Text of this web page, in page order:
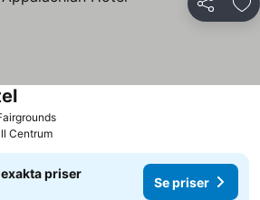
Dela
Centrum
priser
Se priser